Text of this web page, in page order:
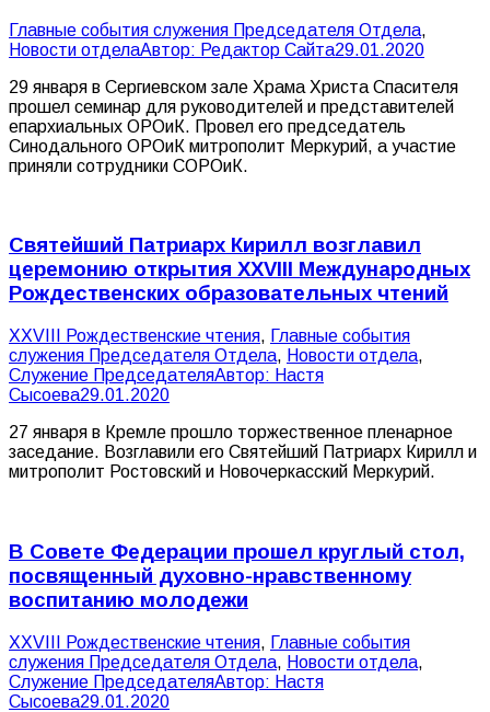
Главные события служения Председателя Отдела,
Новости отделаАвтор: Редактор Сайта29.01.2020
29 января в Сергиевском зале Храма Христа Спасителя
прошел семинар для руководителей и представителей
епархиальных ОРОиК. Провел его председатель
Синодального ОРОиК митрополит Меркурий, а участие
приняли сотрудники СОРОиК.
Святейший Патриарх Кирилл возглавил
церемонию открытия XXVIII Международных
Рождественских образовательных чтений
XXVIII Рождественские чтения, Главные события
служения Председателя Отдела, Новости отдела,
Служение ПредседателяАвтор: Настя
Сысоева29.01.2020
27 января в Кремле прошло торжественное пленарное
заседание. Возглавили его Святейший Патриарх Кирилл и
митрополит Ростовский и Новочеркасский Меркурий.
В Совете Федерации прошел круглый стол,
посвященный духовно-нравственному
воспитанию молодежи
XXVIII Рождественские чтения, Главные события
служения Председателя Отдела, Новости отдела,
Служение ПредседателяАвтор: Настя
Сысоева29.01.2020